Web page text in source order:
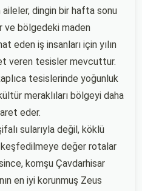
aileler, dingin bir hafta sonu
ve bölgedeki maden
eden iş insanları için yılın
veren tesisler mevcuttur.
tesislerinde yoğunluk
meraklıları bölgeyi daha
eder.
sularıyla değil, köklü
keşfedilmeye değer rotalar
komşu Çavdarhisar
en iyi korunmuş Zeus